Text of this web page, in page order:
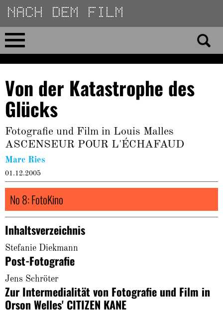
Direkt
zum
Inhalt
Home
No 23
No 01–22
Essays
Reviews
Archiv
About
Von der Katastrophe des
Glücks
Fotografie und Film in Louis Malles
ASCENSEUR POUR L'ÉCHAFAUD
Marc Ries
01.12.2005
No 8: FotoKino
Inhaltsverzeichnis
Stefanie Diekmann
Post-Fotografie
Jens Schröter
Zur Intermedialität von Fotografie und Film in
Orson Welles' CITIZEN KANE